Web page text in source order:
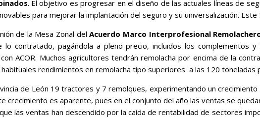
. El objetivo es progresar en el diseño de las actuales líneas de
para mejorar la implantación del seguro y su universalización.
de la Mesa Zonal delAcuerdo Marco Interprofesional
contratado, pagándola a pleno precio, incluidos los complementos
ACOR. Muchos agricultores tendrán remolacha por encima de la
rendimientos en remolacha tipo superiores a las 120 toneladas
de León 19 tractores y 7 remolques, experimentando un
crecimiento es aparente, pues en el conjunto del año las ventas se
las ventas han descendido por la caída de rentabilidad de sectores